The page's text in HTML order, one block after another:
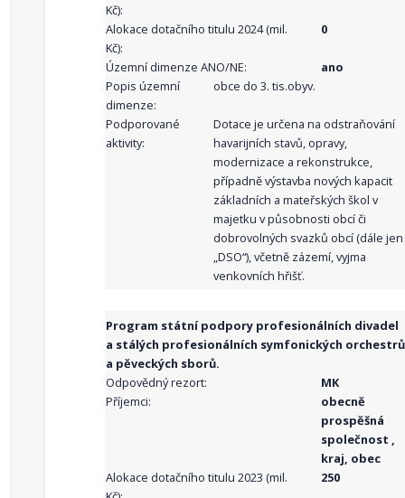
Kč):
Alokace dotačního titulu 2024 (mil.
Kč):
0
Územní dimenze ANO/NE:
ano
Popis územní
dimenze:
obce do 3. tis.obyv.
Podporované
aktivity:
Dotace je určena na odstraňování
havarijních stavů, opravy,
modernizace a rekonstrukce,
případně výstavba nových kapacit
základních a mateřských škol v
majetku v působnosti obcí či
dobrovolných svazků obcí (dále jen
„DSO“), včetně zázemí, vyjma
venkovních hřišť.
Program státní podpory profesionálních divadel
a stálých profesionálních symfonických orchestrů
a pěveckých sborů.
Odpovědný rezort:
MK
Příjemci:
obecně
prospěšná
společnost ,
kraj, obec
Alokace dotačního titulu 2023 (mil.
250